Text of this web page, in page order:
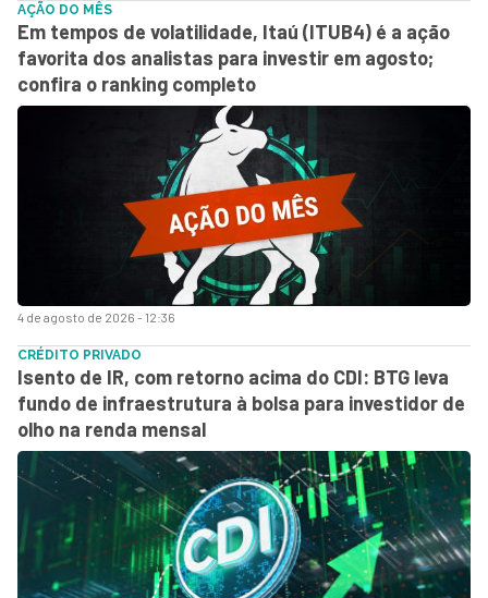
4 de agosto de 2026 - 12:36
AÇÃO DO MÊS
Em tempos de volatilidade, Itaú (ITUB4) é a ação
favorita dos analistas para investir em agosto;
confira o ranking completo
CRÉDITO PRIVADO
Isento de IR, com retorno acima do CDI: BTG leva
fundo de infraestrutura à bolsa para investidor de
olho na renda mensal